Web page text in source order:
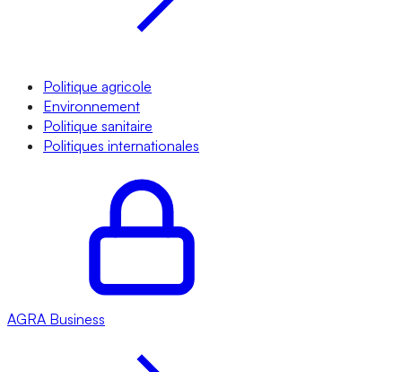
Politique agricole
Environnement
Politique sanitaire
Politiques internationales
AGRA Business